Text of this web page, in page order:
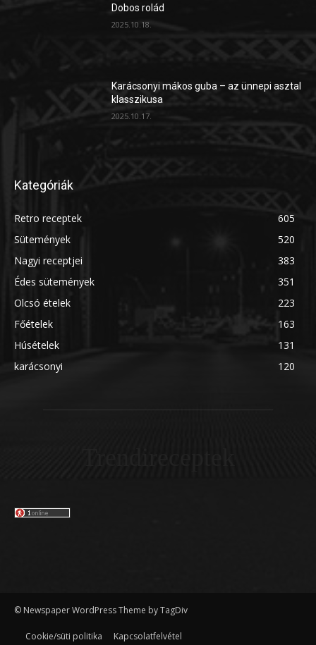
Dobos rolád
2025.10.18.
Karácsonyi mákos guba – az ünnepi asztal
klasszikusa
2025.10.17.
Kategóriák
Retro receptek
605
Sütemények
520
Nagyi receptjei
383
Édes sütemények
351
Olcsó ételek
223
Főételek
163
Húsételek
131
karácsonyi
120
© Newspaper WordPress Theme by TagDiv
Cookie/süti politika
Kapcsolatfelvétel